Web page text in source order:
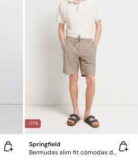
-77%
Springfield
Bermudas slim fit cómodas de lino